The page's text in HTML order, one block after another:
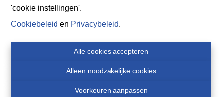
'cookie instellingen'.
Cookiebeleid en Privacybeleid.
Alle cookies accepteren
Alleen noodzakelijke cookies
Voorkeuren aanpassen
5 2 190 m²